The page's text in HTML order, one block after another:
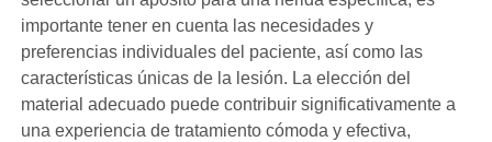
importante tener en cuenta las necesidades y
preferencias individuales del paciente, así como las
características únicas de la lesión. La elección del
material adecuado puede contribuir significativamente a
una experiencia de tratamiento cómoda y efectiva,